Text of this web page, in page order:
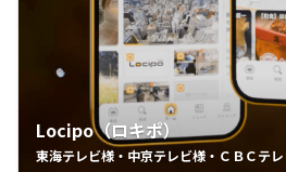
Locipo（ロキポ）
東海テレビ様・中京テレビ様・ＣＢＣテ